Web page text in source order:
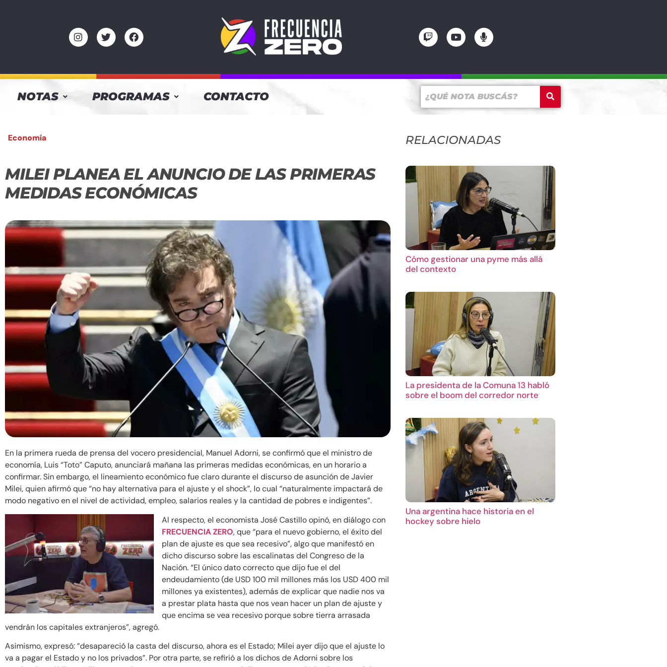
NOTAS PROGRAMAS CONTACTO
Economía
MILEI PLANEA EL ANUNCIO DE LAS PRIMERAS
MEDIDAS ECONÓMICAS
En la primera rueda de prensa del vocero presidencial, Manuel Adorni, se confirmó que el ministro de
economía, Luis “Toto” Caputo, anunciará mañana las primeras medidas económicas, en un horario a
confirmar. Sin embargo, el lineamiento económico fue claro durante el discurso de asunción de Javier
Milei, quien afirmó que “no hay alternativa para el ajuste y el shock”, lo cual “naturalmente impactará de
modo negativo en el nivel de actividad, empleo, salarios reales y la cantidad de pobres e indigentes”.
Al respecto, el economista José Castillo opinó, en diálogo con
FRECUENCIA ZERO, que “para el nuevo gobierno, el éxito del
plan de ajuste es que sea recesivo”, algo que manifestó en
dicho discurso sobre las escalinatas del Congreso de la
Nación. “El único dato correcto que dijo fue el del
endeudamiento (de USD 100 mil millones más los USD 400 mil
millones ya existentes), además de explicar que nadie nos va
a prestar plata hasta que nos vean hacer un plan de ajuste y
que encima se vea recesivo porque sobre tierra arrasada
vendrán los capitales extranjeros”, agregó.
Asimismo, expresó: “desapareció la casta del discurso, ahora es el Estado; Milei ayer dijo que el ajuste lo
va a pagar el Estado y no los privados”. Por otra parte, se refirió a los dichos de Adorni sobre los
RELACIONADAS
Cómo gestionar una pyme más allá
del contexto
La presidenta de la Comuna 13 habló
sobre el boom del corredor norte
Una argentina hace historia en el
hockey sobre hielo